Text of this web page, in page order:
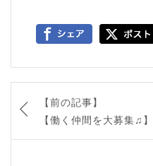
【前の記事】
【働く仲間を大募集♫